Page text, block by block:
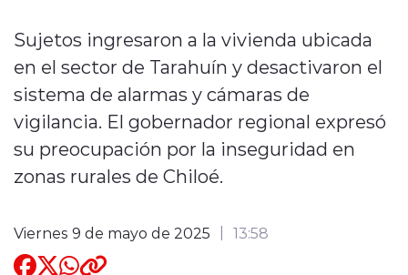
Quienes Somos
Sujetos ingresaron a la vivienda ubicada
en el sector de Tarahuín y desactivaron el
sistema de alarmas y cámaras de
vigilancia. El gobernador regional expresó
su preocupación por la inseguridad en
zonas rurales de Chiloé.
Viernes 9 de mayo de 2025 13:58